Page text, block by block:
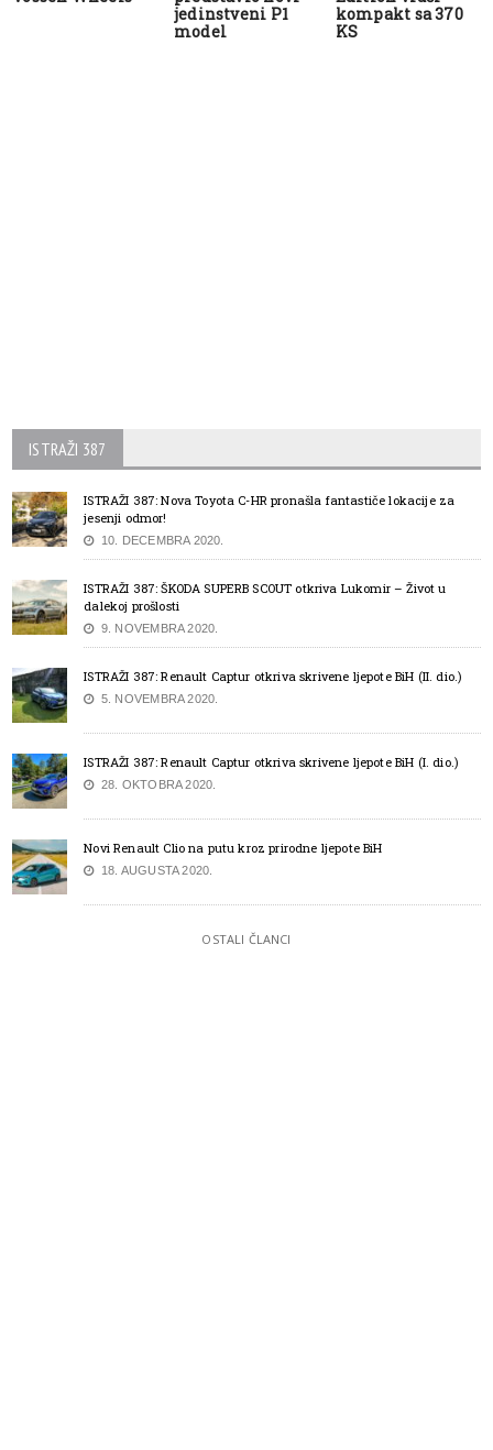
jedinstveni P1
model
kompakt sa 370
KS
ISTRAŽI 387
ISTRAŽI 387: Nova Toyota C-HR pronašla fantastiče lokacije za
jesenji odmor!
10. DECEMBRA 2020.
ISTRAŽI 387: ŠKODA SUPERB SCOUT otkriva Lukomir – Život u
dalekoj prošlosti
9. NOVEMBRA 2020.
ISTRAŽI 387: Renault Captur otkriva skrivene ljepote BiH (II. dio.)
5. NOVEMBRA 2020.
ISTRAŽI 387: Renault Captur otkriva skrivene ljepote BiH (I. dio.)
28. OKTOBRA 2020.
Novi Renault Clio na putu kroz prirodne ljepote BiH
18. AUGUSTA 2020.
OSTALI ČLANCI